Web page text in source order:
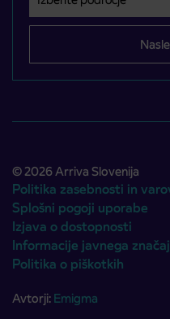
© 2026 Arriva Slovenija
Politika zasebnosti in
Splošni pogoji uporabe
Izjava o dostopnosti
Informacije javnega
Politika o piškotkih
Avtorji: Emigma